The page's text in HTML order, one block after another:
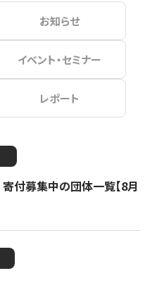
お知らせ
イベント・セミナー
レポート
付募集中の団体一覧【8月